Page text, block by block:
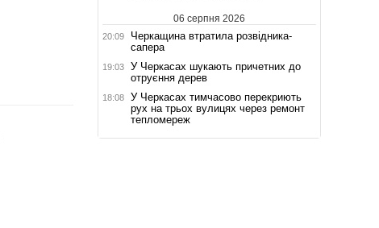
06 серпня 2026
20:09
Черкащина втратила розвідника-
сапера
19:03
У Черкасах шукають причетних до
отруєння дерев
18:08
У Черкасах тимчасово перекриють
рух на трьох вулицях через ремонт
тепломереж